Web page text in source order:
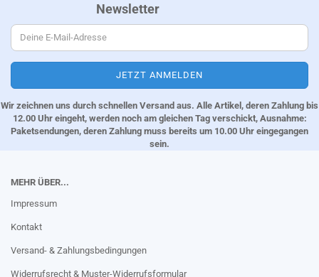
Newsletter
Wir zeichnen uns durch schnellen Versand aus. Alle Artikel, deren Zahlung bis
12.00 Uhr eingeht, werden noch am gleichen Tag verschickt, Ausnahme:
Paketsendungen, deren Zahlung muss bereits um 10.00 Uhr eingegangen
sein.
MEHR ÜBER...
Impressum
Kontakt
Versand- & Zahlungsbedingungen
Widerrufsrecht & Muster-Widerrufsformular